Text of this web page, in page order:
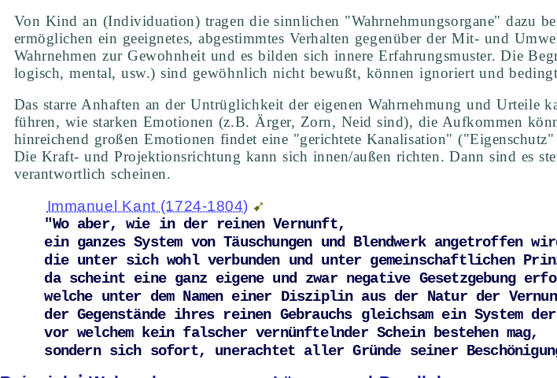
Von Kind an (Individuation) tragen die sinnlichen "Wahrnehmungsorgane" dazu
ermöglichen ein geeignetes, abgestimmtes Verhalten gegenüber der Mit- und
Wahrnehmen zur Gewohnheit und es bilden sich innere Erfahrungsmuster. Die
logisch, mental, usw.) sind gewöhnlich nicht bewußt, können ignoriert und
Das starre Anhaften an der Untrüglichkeit der eigenen Wahrnehmung und Urteile
führen, wie starken Emotionen (z.B. Ärger, Zorn, Neid sind), die Aufkommen
hinreichend großen Emotionen findet eine "gerichtete Kanalisation"
Die Kraft- und Projektionsrichtung kann sich innen/außen richten. Dann sind es
verantwortlich scheinen.
Immanuel Kant (1724-1804)
"Wo aber, wie in der reinen Vernunft,
ein ganzes System von Täuschungen und Blendwerk angetroffen
die unter sich wohl verbunden und unter gemeinschaftlichen
da scheint eine ganz eigene und zwar negative Gesetzgebung
welche unter dem Namen einer Disziplin aus der Natur der
der Gegenstände ihres reinen Gebrauchs gleichsam ein System
vor welchem kein falscher vernünftelnder Schein bestehen mag,
sondern sich sofort, unerachtet aller Gründe seiner